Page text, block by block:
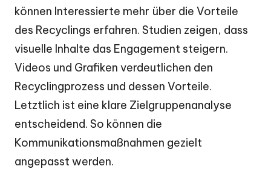
können Interessierte mehr über die Vorteile
des Recyclings erfahren. Studien zeigen, dass
visuelle Inhalte das Engagement steigern.
Videos und Grafiken verdeutlichen den
Recyclingprozess und dessen Vorteile.
Letztlich ist eine klare Zielgruppenanalyse
entscheidend. So können die
Kommunikationsmaßnahmen gezielt
angepasst werden.